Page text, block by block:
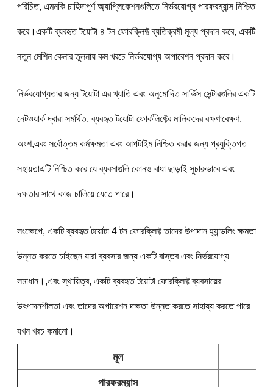
পরিচিত, এমনকি চাহিদাপূর্ণ অ্যাপ্লিকেশনগুলিতে নির্ভরযোগ্য পারফরম্যান্স নিশ্চিত
করে।একটি ব্যবহৃত টয়োটা ৪ টন ফোরক্লিফ্ট ব্যতিক্রমী মূল্য প্রদান করে, একটি
নতুন মেশিন কেনার তুলনায় কম খরচে নির্ভরযোগ্য অপারেশন প্রদান করে।
নির্ভরযোগ্যতার জন্য টয়োটা এর খ্যাতি এবং অনুমোদিত সার্ভিস সেন্টারগুলির একটি
নেটওয়ার্ক দ্বারা সমর্থিত, ব্যবহৃত টয়োটা ফোর্কলিফ্টের মালিকদের রক্ষণাবেক্ষণ,
অংশ,এবং সর্বোত্তম কর্মক্ষমতা এবং আপটাইম নিশ্চিত করার জন্য প্রযুক্তিগত
সহায়তাএটি নিশ্চিত করে যে ব্যবসাগুলি কোনও বাধা ছাড়াই সুচারুভাবে এবং
দক্ষতার সাথে কাজ চালিয়ে যেতে পারে।
সংক্ষেপে, একটি ব্যবহৃত টয়োটা 4 টন ফোরক্লিফ্ট তাদের উপাদান হ্যান্ডলিং ক্ষমতা
উন্নত করতে চাইছেন যারা ব্যবসার জন্য একটি বাস্তব এবং নির্ভরযোগ্য
সমাধান।,এবং স্থায়িত্ব, একটি ব্যবহৃত টয়োটা ফোরক্লিফ্ট ব্যবসায়ের
উৎপাদনশীলতা এবং তাদের অপারেশন দক্ষতা উন্নত করতে সাহায্য করতে পারে
যখন খরচ কমানো।
মূল
পারফরম্যান্স